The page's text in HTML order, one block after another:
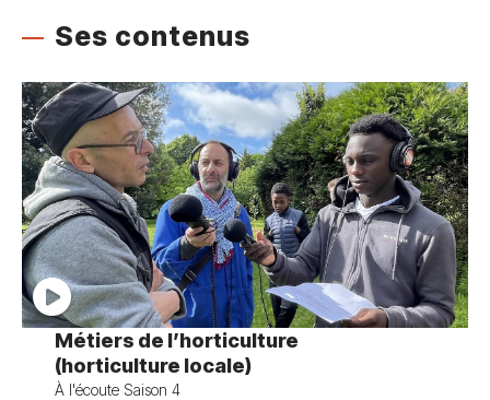
Ses contenus
Métiers de l’horticulture
(horticulture locale)
À l'écoute Saison 4